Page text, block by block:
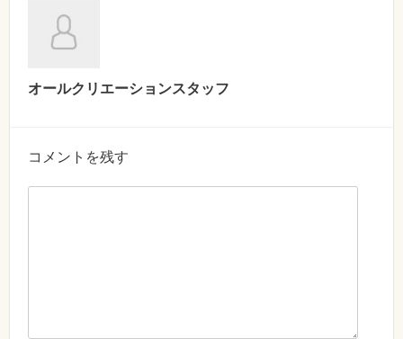
オールクリエーションスタッフ
コメントを残す